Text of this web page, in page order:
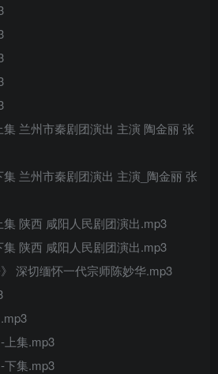
兰州市秦剧团演出 主演 陶金丽 张
兰州市秦剧团演出 主演_陶金丽 张
陕西 咸阳人民剧团演出.mp3
陕西 咸阳人民剧团演出.mp3
深切缅怀一代宗师陈妙华.mp3
上集.mp3
下集.mp3